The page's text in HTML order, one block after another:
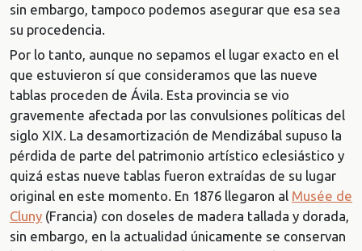
sin embargo, tampoco podemos asegurar que esa sea
su procedencia.
Por lo tanto, aunque no sepamos el lugar exacto en el
que estuvieron sí que consideramos que las nueve
tablas proceden de Ávila. Esta provincia se vio
gravemente afectada por las convulsiones políticas del
siglo XIX. La desamortización de Mendizábal supuso la
pérdida de parte del patrimonio artístico eclesiástico y
quizá estas nueve tablas fueron extraídas de su lugar
original en este momento. En 1876 llegaron al Musée de
Cluny (Francia) con doseles de madera tallada y dorada,
sin embargo, en la actualidad únicamente se conservan